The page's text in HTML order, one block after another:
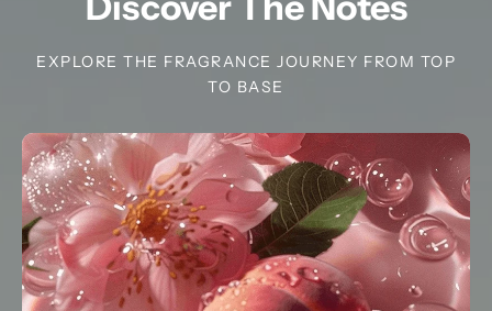
EXPLORE THE FRAGRANCE JOURNEY FROM TOP
TO BASE